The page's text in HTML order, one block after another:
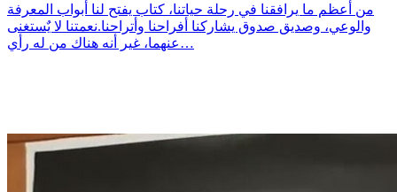
من أعظم ما يرافقنا في رحلة حياتنا، كتاب يفتح لنا أبواب المعرفة
والوعي، وصديق صدوق يشاركنا أفراحنا وأتراحنا.نعمتنا لا يٌستغنى
عنهما، غير أنه هناك من له رأي…